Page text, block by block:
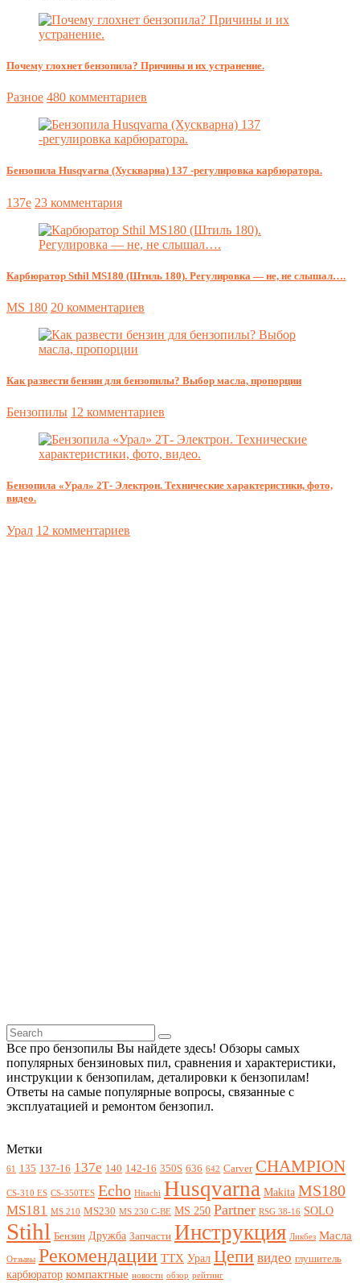
Почему глохнет бензопила? Причины и их устранение.
Разное 480 комментариев
Бензопила Husqvarna (Хускварна) 137 -регулировка карбюратора.
137e 23 комментария
Карбюратор Sthil MS180 (Штиль 180). Регулировка — не, не слышал….
MS 180 20 комментариев
Как развести бензин для бензопилы? Выбор масла, пропорции
Бензопилы 12 комментариев
Бензопила «Урал» 2Т- Электрон. Технические характеристики, фото,
видео.
Урал 12 комментариев
Все про бензопилы Вы найдете здесь! Обзоры самых
популярных бензиновых пил, сравнения и характеристики,
инструкции к бензопилам, деталировки к бензопилам!
Ответы на самые популярные вопросы, связанные с
эксплуатацией и ремонтом бензопил.
Метки
61 135 137-16 137e 140 142-16 350S 636 642 Carver CHAMPION
CS-310 ES CS-350TES Echo Hitachi Husqvarna Makita MS180
MS181 MS 210 MS230 MS 230 C-BE MS 250 Partner RSG 38-16 SOLO
Stihl Бензин Дружба Запчасти Инструкция Ликбез Масла
Отзывы Рекомендации ТТХ Урал Цепи видео глушитель
карбюратор компактные новости обзор рейтинг